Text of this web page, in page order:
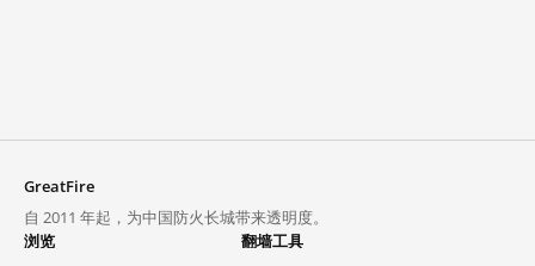
GreatFire
自 2011 年起，为中国防火长城带来透明度。
浏览
翻墙工具